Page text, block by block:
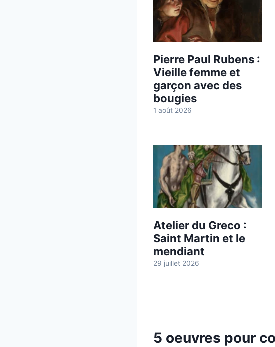
Pierre Paul Rubens :
Vieille femme et
garçon avec des
bougies
1 août 2026
Atelier du Greco :
Saint Martin et le
mendiant
29 juillet 2026
5 oeuvres pour